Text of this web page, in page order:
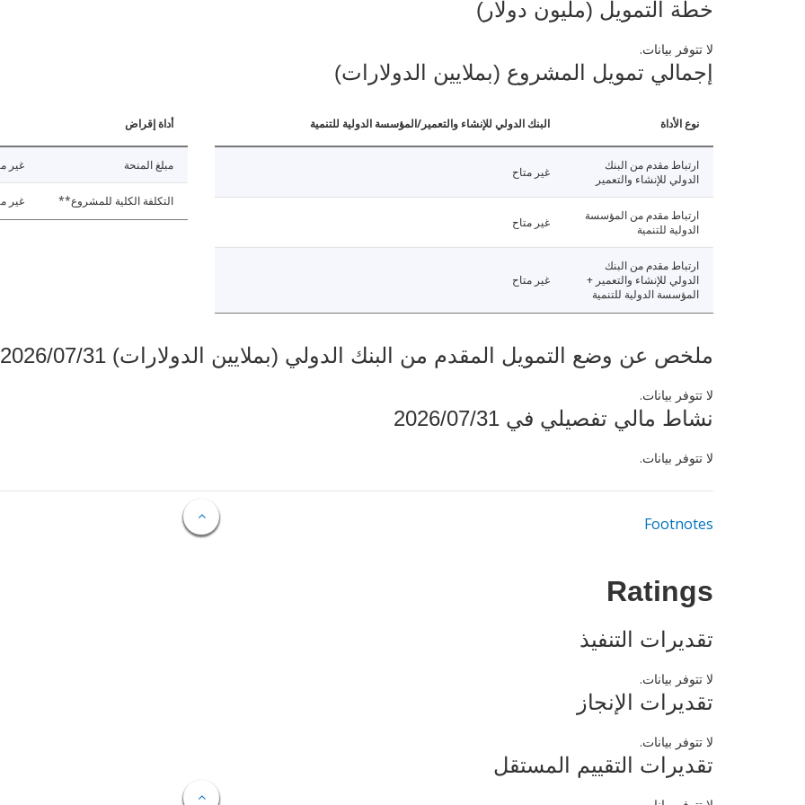
خطة التمويل (مليون دولار)
لا تتوفر بيانات.
إجمالي تمويل المشروع (بملايين الدولارات)
نوع الأداة البنك الدولي للإنشاء والتعمير/المؤسسة الدولية للتنمية
ارتباط مقدم من البنك
الدولي للإنشاء والتعمير
غير متاح
ارتباط مقدم من المؤسسة
الدولية للتنمية
غير متاح
ارتباط مقدم من البنك
الدولي للإنشاء والتعمير +
المؤسسة الدولية للتنمية
غير متاح
أداة إقراض
مبلغ المنحة غير
التكلفة الكلية للمشروع** غير
ملخص عن وضع التمويل المقدم من البنك الدولي (بملايين الدولارات) 2026/07/31
لا تتوفر بيانات.
نشاط مالي تفصيلي في 2026/07/31
لا تتوفر بيانات.
Footnotes
Ratings
تقديرات التنفيذ
لا تتوفر بيانات.
تقديرات الإنجاز
لا تتوفر بيانات.
تقديرات التقييم المستقل